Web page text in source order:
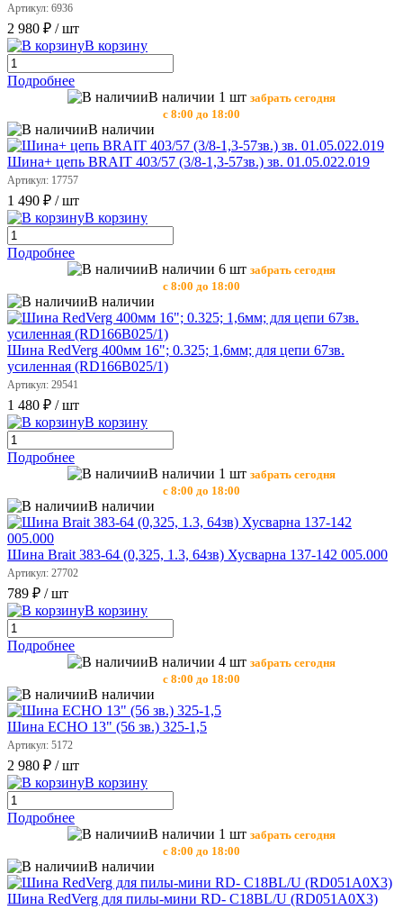
Артикул: 6936
2 980 ₽ / шт
В корзину
Подробнее
В наличии 1 шт забрать сегодня
с 8:00 до 18:00
В наличии
Шина+ цепь BRAIT 403/57 (3/8-1,3-57зв.) зв. 01.05.022.019
Артикул: 17757
1 490 ₽ / шт
В корзину
Подробнее
В наличии 6 шт забрать сегодня
с 8:00 до 18:00
В наличии
Шина RedVerg 400мм 16"; 0.325; 1,6мм; для цепи 67зв.
усиленная (RD166В025/1)
Артикул: 29541
1 480 ₽ / шт
В корзину
Подробнее
В наличии 1 шт забрать сегодня
с 8:00 до 18:00
В наличии
Шина Brait 383-64 (0,325, 1.3, 64зв) Хусварна 137-142 005.000
Артикул: 27702
789 ₽ / шт
В корзину
Подробнее
В наличии 4 шт забрать сегодня
с 8:00 до 18:00
В наличии
Шина ECHO 13" (56 зв.) 325-1,5
Артикул: 5172
2 980 ₽ / шт
В корзину
Подробнее
В наличии 1 шт забрать сегодня
с 8:00 до 18:00
В наличии
Шина RedVerg для пилы-мини RD- C18BL/U (RD051A0X3)